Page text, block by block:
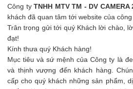
Công ty TNHH MTV TM - DV CAMERA
khách đã quan tâm tới website của công
Trân trọng gửi tới quý Khách lời chào,
đạt!
Kính thưa quý Khách hàng!
Mục tiêu và sứ mệnh của Công ty là
và thịnh vượng đến khách hàng.
cấp cho quý khách những sản phẩm,